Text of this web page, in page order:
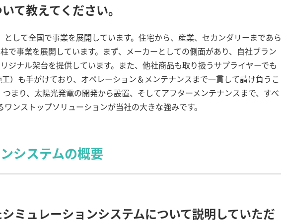
て教えてください。
して全国で事業を展開しています。住宅から、産業、セカンダリーまであら
で事業を展開しています。まず、メーカーとしての側面があり、自社ブラン
ジナル架台を提供しています。また、他社商品も取り扱うサプライヤーでも
工）も手がけており、オペレーション＆メンテナンスまで一貫して請け負うこ
まり、太陽光発電の開発から設置、そしてアフターメンテナンスまで、すべ
ンストップソリューションが当社の大きな強みです。
システムの概要
ミュレーションシステムについて説明していただ